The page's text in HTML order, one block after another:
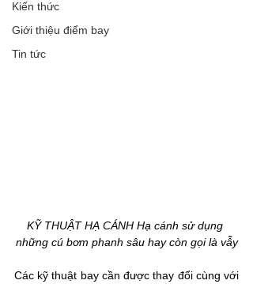
Kiến thức
Giới thiệu điểm bay
Tin tức
KỸ THUẬT HẠ CÁNH Hạ cánh sử dụng
những cú bơm phanh sâu hay còn gọi là vẫy
Các kỹ thuật bay cần được thay đổi cùng với